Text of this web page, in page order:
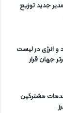
جدید توزیع
انرژی در لیست
جهان قرار
مشتركین